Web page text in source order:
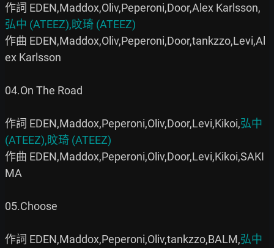
作詞 EDEN,Maddox,Oliv,Peperoni,Door,Alex Karlsson,
弘中 (ATEEZ),旼琦 (ATEEZ)
作曲 EDEN,Maddox,Oliv,Peperoni,Door,tankzzo,Levi,Al
ex Karlsson
04.On The Road
作詞 EDEN,Maddox,Peperoni,Oliv,Door,Levi,Kikoi,弘中
(ATEEZ),旼琦 (ATEEZ)
作曲 EDEN,Maddox,Peperoni,Oliv,Door,Levi,Kikoi,SAKI
MA
05.Choose
作詞 EDEN,Maddox,Peperoni,Oliv,tankzzo,BALM,弘中